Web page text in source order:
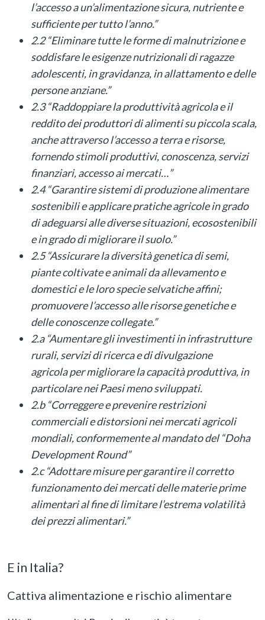
l’accesso a un’alimentazione sicura, nutriente e
sufficiente per tutto l’anno.”
2.2 “Eliminare tutte le forme di malnutrizione e
soddisfare le esigenze nutrizionali di ragazze
adolescenti, in gravidanza, in allattamento e delle
persone anziane.”
2.3 “Raddoppiare la produttività agricola e il
reddito dei produttori di alimenti su piccola scala,
anche attraverso l’accesso a terra e risorse,
fornendo stimoli produttivi, conoscenza, servizi
finanziari, accesso ai mercati…”
2.4 “Garantire sistemi di produzione alimentare
sostenibili e applicare pratiche agricole in grado
di adeguarsi alle diverse situazioni, ecosostenibili
e in grado di migliorare il suolo.”
2.5 “Assicurare la diversità genetica di semi,
piante coltivate e animali da allevamento e
domestici e le loro specie selvatiche affini;
promuovere l’accesso alle risorse genetiche e
delle conoscenze collegate.”
2.a “Aumentare gli investimenti in infrastrutture
rurali, servizi di ricerca e di divulgazione
agricola per migliorare la capacità produttiva, in
particolare nei Paesi meno sviluppati.
2.b “Correggere e prevenire restrizioni
commerciali e distorsioni nei mercati agricoli
mondiali, conformemente al mandato del “Doha
Development Round”
2.c “Adottare misure per garantire il corretto
funzionamento dei mercati delle materie prime
alimentari al fine di limitare l’estrema volatilità
dei prezzi alimentari.”
E in Italia?
Cattiva alimentazione e rischio alimentare